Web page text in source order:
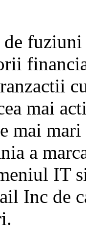
de
mai
mai
a
IT
Inc de